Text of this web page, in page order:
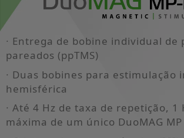
∙ Entrega de bobine individual de
pareados (ppTMS)
∙ Duas bobines para estimulação
hemisférica
∙ Até 4 Hz de taxa de repetição, 1
máxima de um único DuoMAG MP